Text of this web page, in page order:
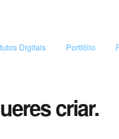
Digitais Portfólio
criar.